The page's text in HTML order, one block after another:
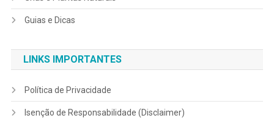
Guias e Dicas
LINKS IMPORTANTES
Política de Privacidade
Isenção de Responsabilidade (Disclaimer)